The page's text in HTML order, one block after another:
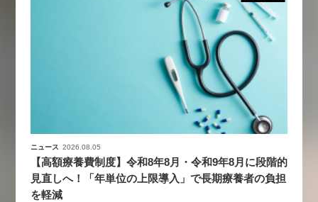
ニュース 2026.08.05
【高額療養費制度】令和8年8月・令和9年8月に段階的
見直しへ！「年単位の上限導入」で長期療養者の負担
を軽減